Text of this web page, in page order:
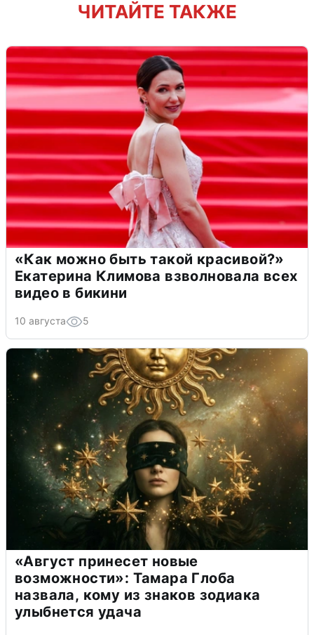
ЧИТАЙТЕ ТАКЖЕ
«Как можно быть такой красивой?»
Екатерина Климова взволновала всех
видео в бикини
10 августа 5
«Август принесет новые
возможности»: Тамара Глоба
назвала, кому из знаков зодиака
улыбнется удача